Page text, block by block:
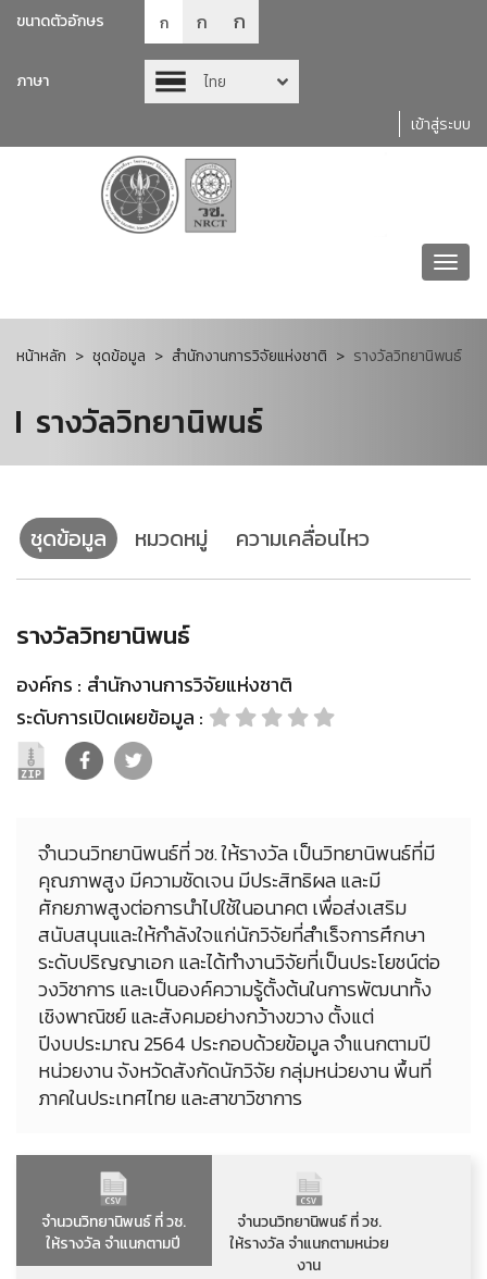
ขนาดตัวอักษร ก ก ก
ภาษา
ไทย
เข้าสู่ระบบ
หน้าหลัก ชุดข้อมูล สำนักงานการวิจัยแห่งชาติ รางวัลวิทยานิพนธ์
รางวัลวิทยานิพนธ์
ชุดข้อมูล หมวดหมู่ ความเคลื่อนไหว
รางวัลวิทยานิพนธ์
องค์กร : สำนักงานการวิจัยแห่งชาติ
ระดับการเปิดเผยข้อมูล :
จำนวนวิทยานิพนธ์ที่ วช. ให้รางวัล เป็นวิทยานิพนธ์ที่มี
คุณภาพสูง มีความชัดเจน มีประสิทธิผล และมี
ศักยภาพสูงต่อการนำไปใช้ในอนาคต เพื่อส่งเสริม
สนับสนุนและให้กำลังใจแก่นักวิจัยที่สำเร็จการศึกษา
ระดับปริญญาเอก และได้ทำงานวิจัยที่เป็นประโยชน์ต่อ
วงวิชาการ และเป็นองค์ความรู้ตั้งต้นในการพัฒนาทั้ง
เชิงพาณิชย์ และสังคมอย่างกว้างขวาง ตั้งแต่
ปีงบประมาณ 2564 ประกอบด้วยข้อมูล จำแนกตามปี
หน่วยงาน จังหวัดสังกัดนักวิจัย กลุ่มหน่วยงาน พื้นที่
ภาคในประเทศไทย และสาขาวิชาการ
จำนวนวิทยานิพนธ์ ที่ วช.
ให้รางวัล จำแนกตามปี
จำนวนวิทยานิพนธ์ ที่ วช.
ให้รางวัล จำแนกตามหน่วย
งาน